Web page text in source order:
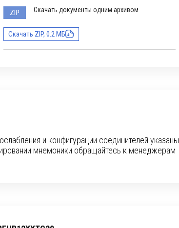
ZIP Скачать документы одним архивом
Скачать ZIP, 0.2 МБ
и конфигурации соединителей указаны
мнемоники обращайтесь к менеджерам